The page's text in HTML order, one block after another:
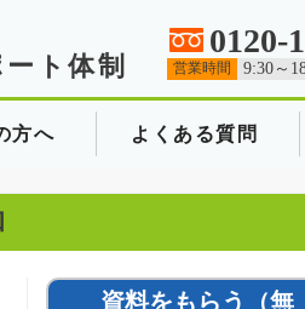
ト体制
0120-
営業時間 9:30～
方へ よくある質問
資料をもらう
（無